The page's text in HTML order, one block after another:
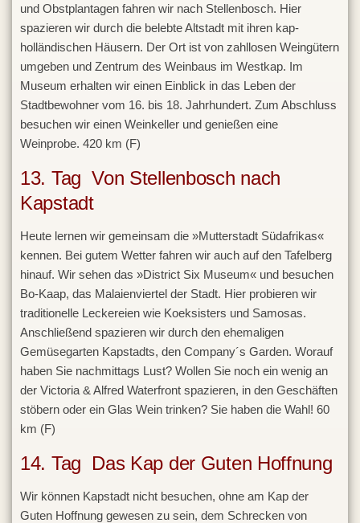
und Obstplantagen fahren wir nach Stellenbosch. Hier
spazieren wir durch die belebte Altstadt mit ihren kap-
holländischen Häusern. Der Ort ist von zahllosen Weingütern
umgeben und Zentrum des Weinbaus im Westkap. Im
Museum erhalten wir einen Einblick in das Leben der
Stadtbewohner vom 16. bis 18. Jahrhundert. Zum Abschluss
besuchen wir einen Weinkeller und genießen eine
Weinprobe. 420 km (F)
13. Tag Von Stellenbosch nach
Kapstadt
Heute lernen wir gemeinsam die »Mutterstadt Südafrikas«
kennen. Bei gutem Wetter fahren wir auch auf den Tafelberg
hinauf. Wir sehen das »District Six Museum« und besuchen
Bo-Kaap, das Malaienviertel der Stadt. Hier probieren wir
traditionelle Leckereien wie Koeksisters und Samosas.
Anschließend spazieren wir durch den ehemaligen
Gemüsegarten Kapstadts, den Company´s Garden. Worauf
haben Sie nachmittags Lust? Wollen Sie noch ein wenig an
der Victoria & Alfred Waterfront spazieren, in den Geschäften
stöbern oder ein Glas Wein trinken? Sie haben die Wahl! 60
km (F)
14. Tag Das Kap der Guten Hoffnung
Wir können Kapstadt nicht besuchen, ohne am Kap der
Guten Hoffnung gewesen zu sein, dem Schrecken von